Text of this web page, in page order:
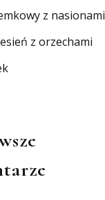
z nasionami
z orzechami